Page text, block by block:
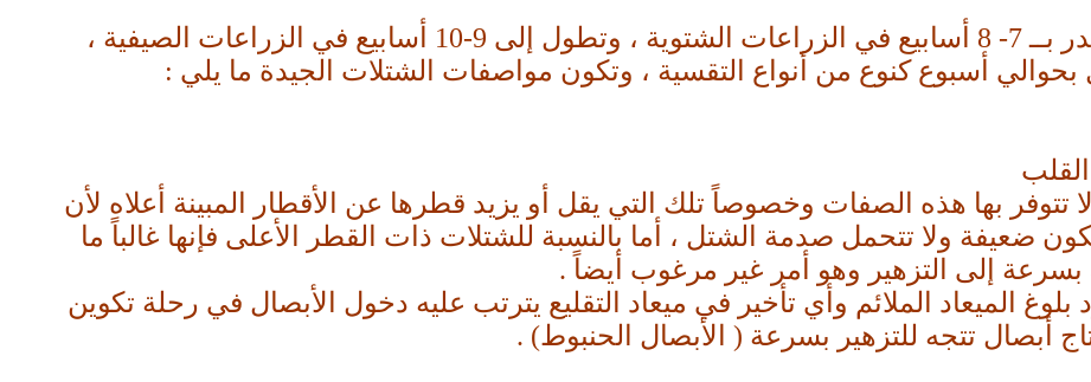
تمكث الشتلات في المشتل فترة تقدر بــ 7- 8 أسابيع في الزراعات الشتوية ، وتطول إلى 9-10 أسابيع في الزراعات الصيفية ،
أسبوع كنوع من أنواع التقسية ، وتكون مواصفات الشتلات الجيدة ما يلي :
تتوفر بها هذه الصفات وخصوصاً تلك التي يقل أو يزيد قطرها عن الأقطار المبينة أعلاه لأن
ضعيفة ولا تتحمل صدمة الشتل ، أما بالنسبة للشتلات ذات القطر الأعلى فإنها غالباً ما
بسرعة إلى التزهير وهو أمر غير مرغوب أيضاً .
الميعاد الملائم وأي تأخير في ميعاد التقليع يترتب عليه دخول الأبصال في رحلة تكوين
أبصال تتجه للتزهير بسرعة ( الأبصال الحنبوط) .